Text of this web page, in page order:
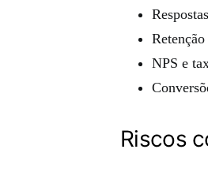
NPS e
Riscos